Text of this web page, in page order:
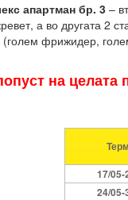
апартман бр. 3–
а во другата 2
фрижидер,
на целата
17/05-
24/05-